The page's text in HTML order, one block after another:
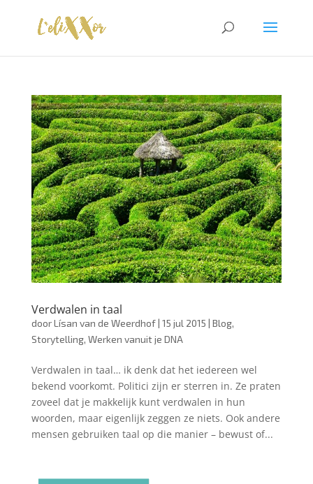
Verdwalen in taal
doorLísan van de Weerdhof| 15 jul 2015 | Blog,
Storytelling, Werken vanuit je DNA
Verdwalen in taal… ik denk dat het iedereen wel
bekend voorkomt. Politici zijn er sterren in. Ze praten
zoveel dat je makkelijk kunt verdwalen in hun
woorden, maar eigenlijk zeggen ze niets. Ook andere
mensen gebruiken taal op die manier – bewust of...